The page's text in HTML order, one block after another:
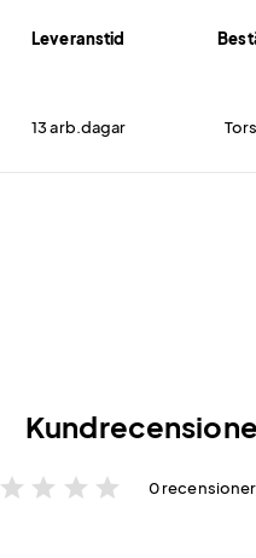
Leveranstid
13 arb.dagar
star star star star 0